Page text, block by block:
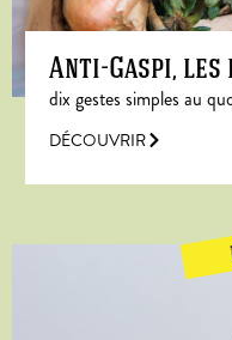
Anti-Gaspi,
dix gestes simples au
DÉCOUVRIR